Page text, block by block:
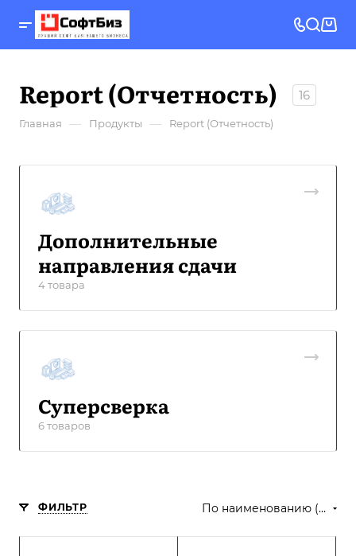
Report (Отчетность) 16
Главная — Продукты — Report (Отчетность)
Дополнительные
направления сдачи
4 товара
Суперсверка
6 товаров
ФИЛЬТР По наименованию (А-Я)